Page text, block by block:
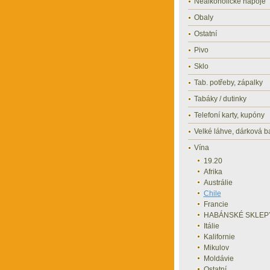
Obaly
Ostatní
Pivo
Sklo
Tab. potřeby, zápalky
Tabáky / dutinky
Telefoní karty, kupóny
Velké láhve, dárková
Vína
19.20
Afrika
Austrálie
Chile
Francie
HABÁNSKÉ
Itálie
Kalifornie
Mikulov
Moldávie